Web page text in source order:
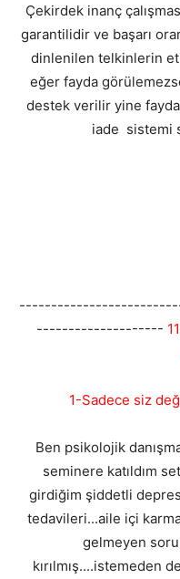
Çekirdek inanç
garantilidir ve başarı
dinlenilen telkinlerin
eğer fayda
destek verilir yine fayda
iade sistemi
--------------------
1-Sadece siz
Ben psikolojik
seminere katıldım
girdiğim şiddetli
tedavileri...aile içi
gelmeyen
kırılmış....istemeden